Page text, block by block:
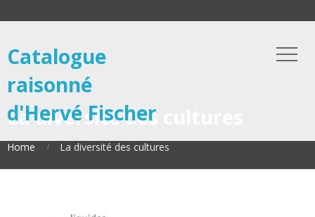
Catalogue
raisonné
d'Hervé Fischer
La diversité des cultures
Home La diversité des cultures